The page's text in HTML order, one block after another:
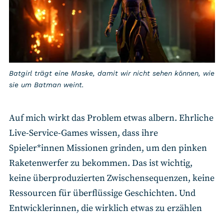
Batgirl trägt eine Maske, damit wir nicht sehen können, wie
sie um Batman weint.
Auf mich wirkt das Problem etwas albern. Ehrliche
Live-Service-Games wissen, dass ihre
Spieler*innen Missionen grinden, um den pinken
Raketenwerfer zu bekommen. Das ist wichtig,
keine überproduzierten Zwischensequenzen, keine
Ressourcen für überflüssige Geschichten. Und
Entwicklerinnen, die wirklich etwas zu erzählen